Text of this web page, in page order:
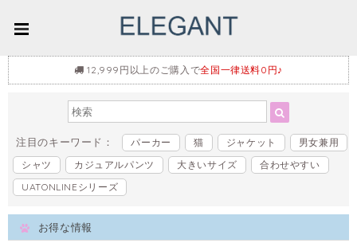
12,999円以上のご購入で全国一律送料0円♪
注目のキーワード： パーカー 猫 ジャケット
男女兼用
シャツ
カジュアルパンツ 大きいサイズ
合わせやすい
UATONLINEシリーズ
お得な情報